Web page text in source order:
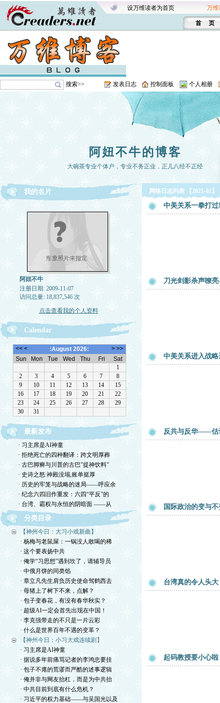
设万维读者为首页 万维
首 页
搜索>> 发表日志 控制面板 个人相册
阿妞不牛的博客
大碗茶专业个体户，专业不务正业，正儿八经不正经
我的名片
阿妞不牛
注册日期: 2009-11-07
访问总量: 18,837,546 次
点击查看我的个人资料
Calendar
最新发布
· 习主席是AI神童
· 拒绝死亡的四种翻译：跨文明厚葬
· 古巴脚癣与川普的古巴"提神饮料”
· 史诗之怒:神殿没塌,账单挺厚
· 历史的牢笼与战略的迷局——呼应余
· 纪念六四旧作重发：六四“平反”的
· 台湾、霸权与永恒的阴暗面 ——从
分类目录
【神州今日：大习小戏新曲】
· 杨梅与老鼠屎：一锅没人敢喝的稀
· 这个要表扬中共
· 俺学“习思想”遇到坎了，请辅导员
· 中俄月饼的同类馅
· 章立凡先生肩负历史使命驾鹤西去
· 母猪上了树下不来，点解？
· 包子变春花，有没有春华秋实？
· 超级AI一定会首先出现在中国！
· 李克强带走的不只是一片云彩
· 什么是世界百年不遇的变革？
【神州今日：小习大戏连续剧】
· 习主席是AI神童
· 据说多年前痛骂记者的李鸿忠要挂
· 包子不瘪的荒谬而严酷的述事逻辑
· 俺并非与网友抬杠，而是为中共抬
· 中共目前到底有什么危机？
· 习近平的权力基础——与吴国光以及
网络日志列表 【2021-02】
中美关系一拳打
刀光剑影杀声嘹
中美关系进入战
反共与反华——估
国际政治的变与不
台湾真的令人头大
起码教授要小心啦